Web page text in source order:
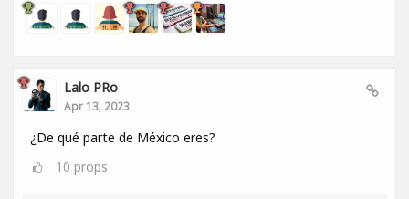
Lalo PRo
Apr 13, 2023
¿De qué parte de México eres?
10 props